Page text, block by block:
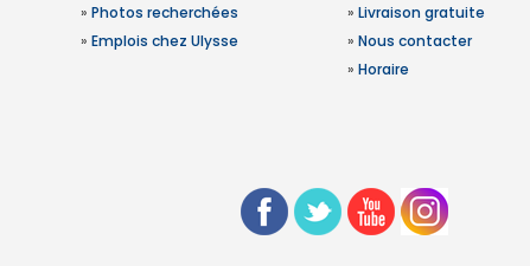
» Photos recherchées
» Emplois chez Ulysse
» Livraison gratuite
» Nous contacter
» Horaire